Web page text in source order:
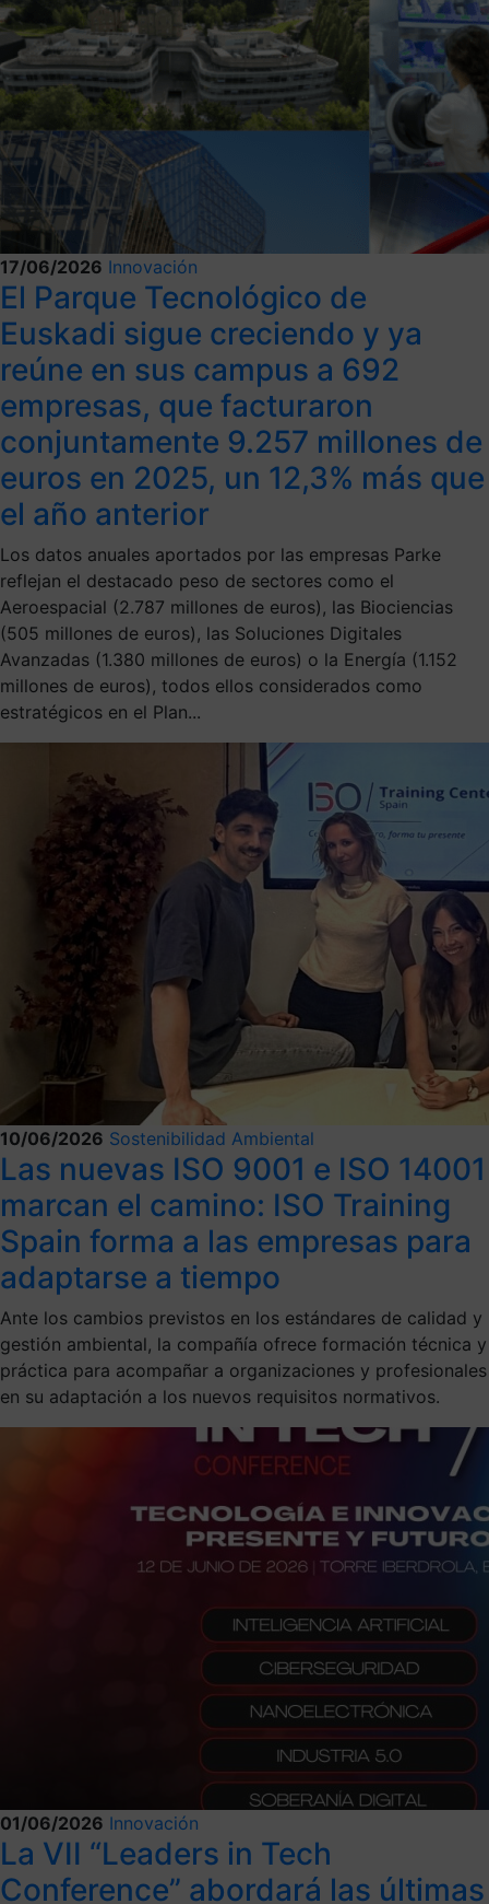
17/06/2026 Innovación
El Parque Tecnológico de
Euskadi sigue creciendo y ya
reúne en sus campus a 692
empresas, que facturaron
conjuntamente 9.257 millones de
euros en 2025, un 12,3% más que
el año anterior
Los datos anuales aportados por las empresas Parke
reflejan el destacado peso de sectores como el
Aeroespacial (2.787 millones de euros), las Biociencias
(505 millones de euros), las Soluciones Digitales
Avanzadas (1.380 millones de euros) o la Energía (1.152
millones de euros), todos ellos considerados como
estratégicos en el Plan...
10/06/2026 Sostenibilidad Ambiental
Las nuevas ISO 9001 e ISO 14001
marcan el camino: ISO Training
Spain forma a las empresas para
adaptarse a tiempo
Ante los cambios previstos en los estándares de calidad y
gestión ambiental, la compañía ofrece formación técnica y
práctica para acompañar a organizaciones y profesionales
en su adaptación a los nuevos requisitos normativos.
01/06/2026 Innovación
La VII “Leaders in Tech
Conference” abordará las últimas